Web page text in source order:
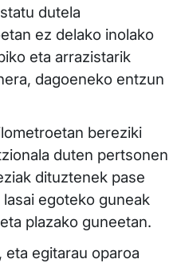
dutela
ez delako inolako
eta arrazistarik
dagoeneko entzun
bereziki
duten pertsonen
dituztenek pase
egoteko guneak
plazako guneetan.
eta egitarau oparoa